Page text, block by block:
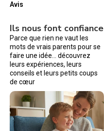
Avis
Ils nous font confiance
Parce que rien ne vaut les
mots de vrais parents pour se
faire une idée… découvrez
leurs expériences, leurs
conseils et leurs petits coups
de cœur